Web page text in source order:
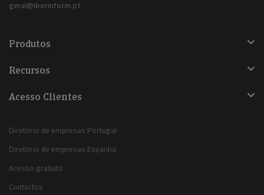
geral@iberinform.pt
Produtos
Recursos
Acesso Clientes
Diretório de empresas Portugal
Diretório de empresas Espanha
Acesso gratuito
Contactos